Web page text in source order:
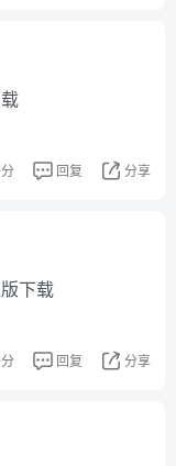
回复 分享
下载
回复 分享